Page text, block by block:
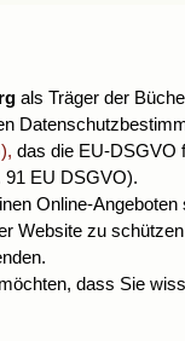
als Träger der
das die EU-DSGVO
91 EU DSGVO).
Online-Angeboten
Website zu
dass Sie